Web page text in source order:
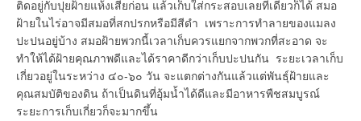
ติดอยู่กับปุยฝ้ายแห้งเสียก่อน แล้วเก็บใส่กระสอบเลยทีเดียวก็ได้ สมอ
ฝ้ายในไร่อาจมีสมอที่สกปรกหรือมีสีดำ เพราะการทำลายของแมลง
ปะปนอยู่บ้าง สมอฝ้ายพวกนี้เวลาเก็บควรแยกจากพวกที่สะอาด จะ
ทำให้ได้ฝ้ายคุณภาพดีและได้ราคาดีกว่าเก็บปะปนกัน ระยะเวลาเก็บ
เกี่ยวอยู่ในระหว่าง ๔๐-๖๐ วัน จะแตกต่างกันแล้วแต่พันธุ์ฝ้ายและ
คุณสมบัติของดิน ถ้าเป็นดินที่อุ้มน้ำได้ดีและมีอาหารพืชสมบูรณ์
ระยะการเก็บเกี่ยวก็จะมากขึ้น